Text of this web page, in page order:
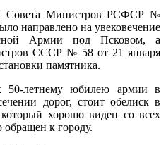
Совета Министров РСФСР №
направлено на увековечение
Армии под Псковом, а
СССР № 58 от 21 января
памятника.
летнему юбилею армии в
дорог, стоит обелиск в
хорошо виден со всех
обращен к городу.